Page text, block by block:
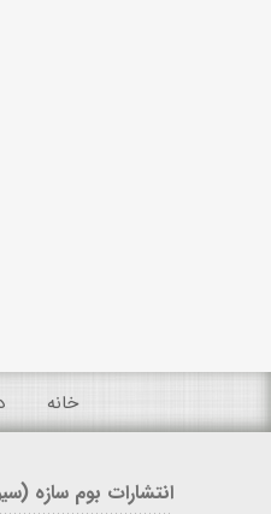
خانه
انتشارات بوم سازه